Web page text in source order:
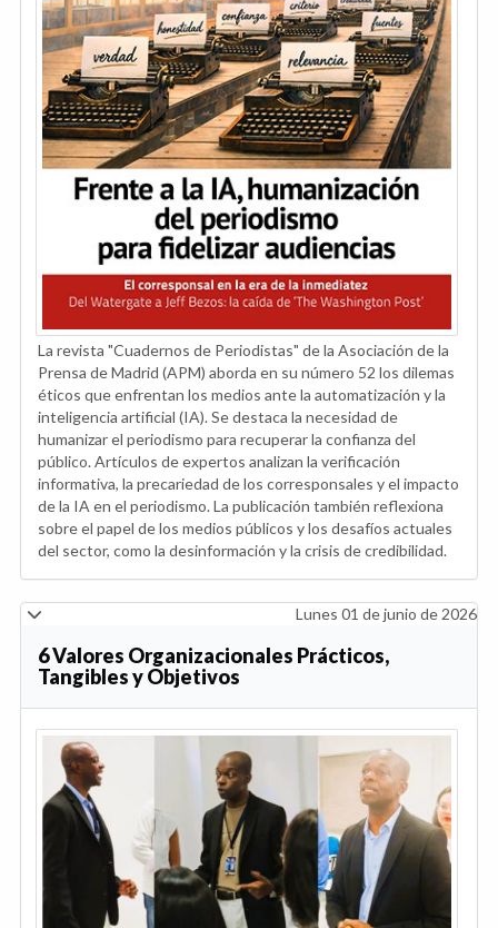
La revista "Cuadernos de Periodistas" de la Asociación de la
Prensa de Madrid (APM) aborda en su número 52 los dilemas
éticos que enfrentan los medios ante la automatización y la
inteligencia artificial (IA). Se destaca la necesidad de
humanizar el periodismo para recuperar la confianza del
público. Artículos de expertos analizan la verificación
informativa, la precariedad de los corresponsales y el impacto
de la IA en el periodismo. La publicación también reflexiona
sobre el papel de los medios públicos y los desafíos actuales
del sector, como la desinformación y la crisis de credibilidad.
Lunes 01 de junio de 2026
6 Valores Organizacionales Prácticos,
Tangibles y Objetivos